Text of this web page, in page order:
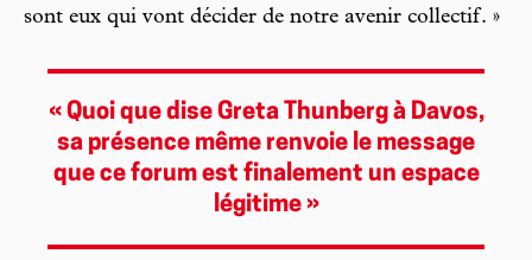
sont eux qui vont décider de notre avenir collectif. »
« Quoi que dise Greta Thunberg à Davos,
sa présence même renvoie le message
que ce forum est finalement un espace
légitime »